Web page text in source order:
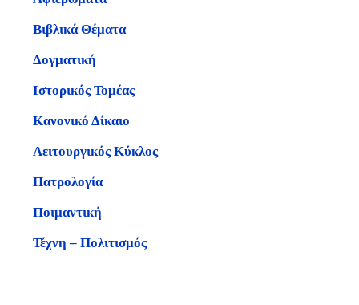
Βιβλικά Θέματα
Δογματική
Ιστορικός Τομέας
Κανονικό Δίκαιο
Λειτουργικός Κύκλος
Πατρολογία
Ποιμαντική
Τέχνη – Πολιτισμός